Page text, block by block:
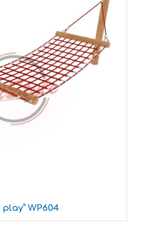
WP604